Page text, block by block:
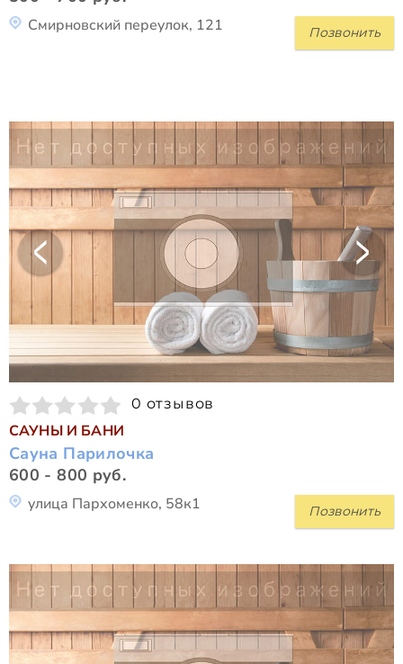
Позвонить
Смирновский переулок, 121
0 отзывов
САУНЫ И БАНИ
Сауна Парилочка
600 - 800 руб.
Позвонить
улица Пархоменко, 58к1